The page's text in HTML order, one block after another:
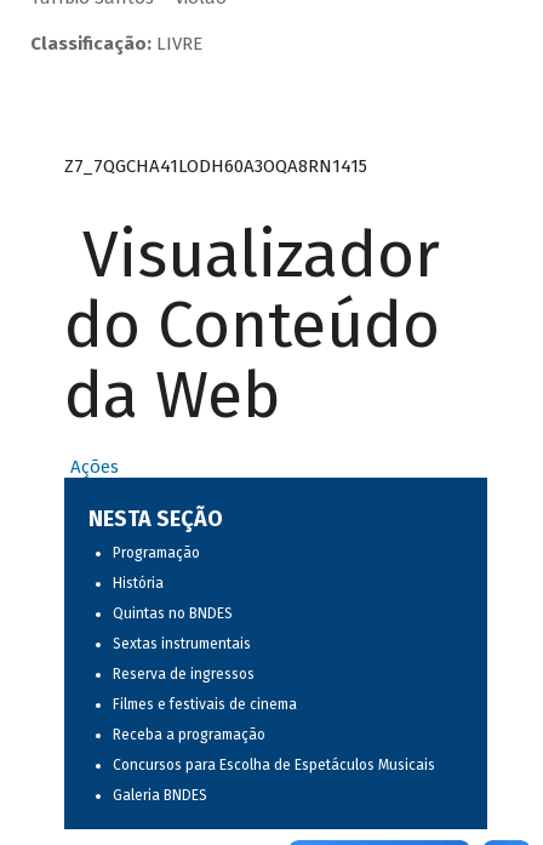
Classificação:LIVRE
Z7_7QGCHA41LODH60A3OQA8RN1415
Visualizador
do Conteúdo
da Web
Ações
NESTA SEÇÃO
Programação
História
Quintas no BNDES
Sextas instrumentais
Reserva de ingressos
Filmes e festivais de cinema
Receba a programação
Concursos para Escolha de Espetáculos Musicais
Galeria BNDES